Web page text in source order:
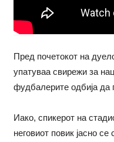
Пред почетокот на
упатуваа свирежи за
фудбалерите одбија да
Иако, спикерот на
неговиот повик јасно